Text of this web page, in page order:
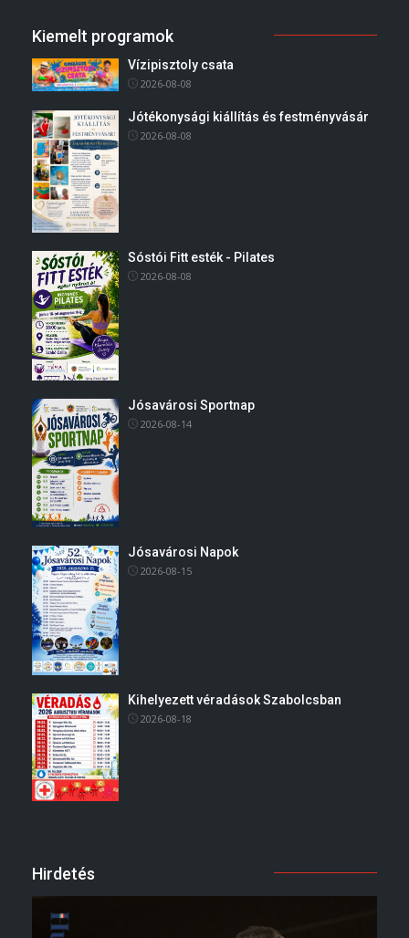
Kiemelt programok
Vízipisztoly csata
2026-08-08
Jótékonysági kiállítás és festményvásár
2026-08-08
Sóstói Fitt esték - Pilates
2026-08-08
Jósavárosi Sportnap
2026-08-14
Jósavárosi Napok
2026-08-15
Kihelyezett véradások Szabolcsban
2026-08-18
Hirdetés